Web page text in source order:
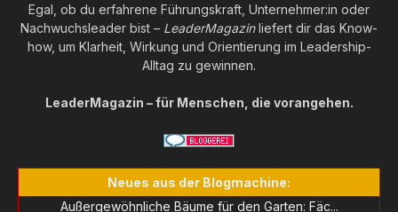
Egal, ob du erfahrene Führungskraft, Unternehmer:in oder
Nachwuchsleader bist – LeaderMagazinliefert dir das Know-
how, um Klarheit, Wirkung und Orientierung im Leadership-
Alltag zu gewinnen.
LeaderMagazin – für Menschen, die vorangehen.
Neues aus der Blogmachine:
Außergewöhnliche Bäume für den Garten: Fäc...